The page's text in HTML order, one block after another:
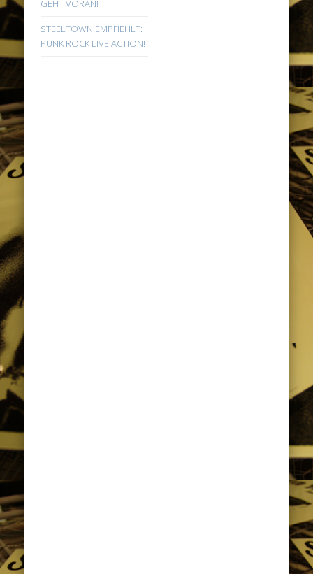
GEHT VORAN!
STEELTOWN EMPFIEHLT:
PUNK ROCK LIVE ACTION!